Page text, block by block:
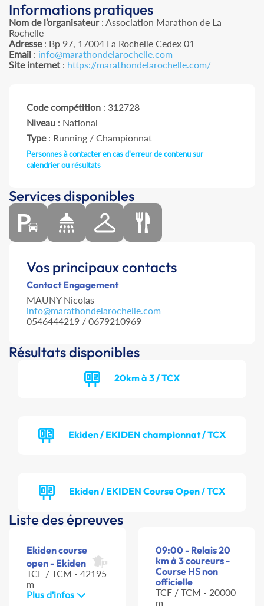
Informations pratiques
Nom de l’organisateur: Association Marathon de La
Rochelle
Adresse: Bp 97, 17004 La Rochelle Cedex 01
Email : info@marathondelarochelle.com
Site internet : https://marathondelarochelle.com/
Code compétition : 312728
Niveau : National
Type: Running / Championnat
Personnes à contacter en cas d'erreur de contenu sur
calendrier ou résultats
Services disponibles
Vos principaux contacts
Contact Engagement
MAUNY Nicolas
info@marathondelarochelle.com
0546444219 / 0679210969
Résultats disponibles
20km à 3 / TCX
Ekiden / EKIDEN championnat / TCX
Ekiden / EKIDEN Course Open / TCX
Liste des épreuves
Ekiden course
open - Ekiden
TCF / TCM - 42195
m
Plus d'infos
09:00 - Relais 20
km à 3 coureurs -
Course HS non
officielle
TCF / TCM - 20000
m